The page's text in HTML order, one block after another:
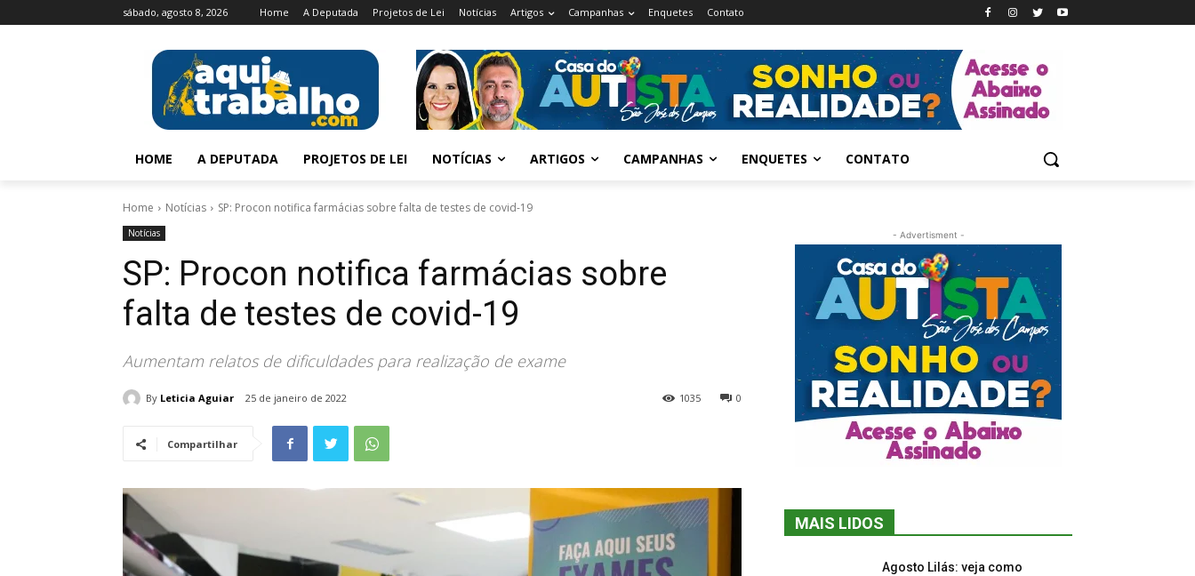
sábado, agosto 8, 2026 Home A Deputada Projetos de Lei Notícias Artigos Campanhas Enquetes Contato
HOME A DEPUTADA PROJETOS DE LEI NOTÍCIAS ARTIGOS CAMPANHAS ENQUETES CONTATO
Home Notícias SP: Procon notifica farmácias sobre falta de testes de covid-19
Notícias
SP: Procon notifica farmácias sobre
falta de testes de covid-19
Aumentam relatos de dificuldades para realização de exame
By Leticia Aguiar 25 de janeiro de 2022 0
1035
Compartilhar
- Advertisment -
MAIS LIDOS
Agosto Lilás: veja como